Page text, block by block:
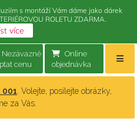
Online
objednávka
Nezávazně
cenu
001 . Volejte, posílejte obrázky,
za Vás.
s montáží Vám dáme jako dárek
ROLETU ZDARMA.
více